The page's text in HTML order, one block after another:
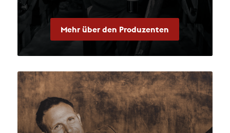
Mehr über den Produzenten